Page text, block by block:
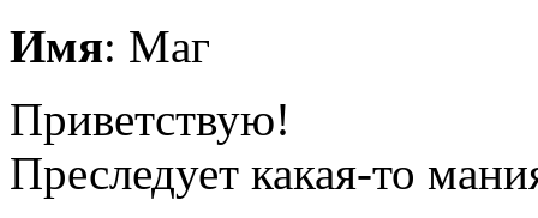
Имя: Маг
Приветствую!
Преследует какая-то